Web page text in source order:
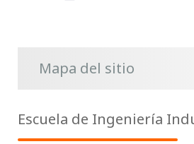
Mapa del sitio
Escuela de Ingeniería